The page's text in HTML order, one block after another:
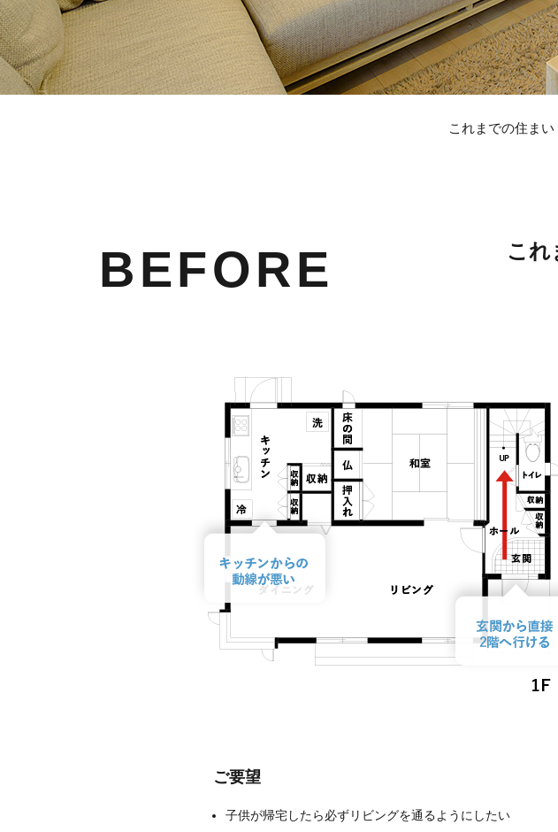
これまでの住まい
これ
ご要望
子供が帰宅したら必ずリビングを通るようにしたい